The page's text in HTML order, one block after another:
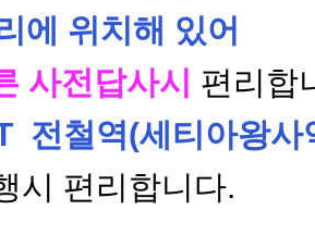
에 위치해 있어
사전답사시
편리합
전철역(세티아왕사
시 편리합니다.